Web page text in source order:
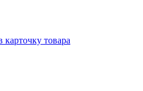
карточку товара